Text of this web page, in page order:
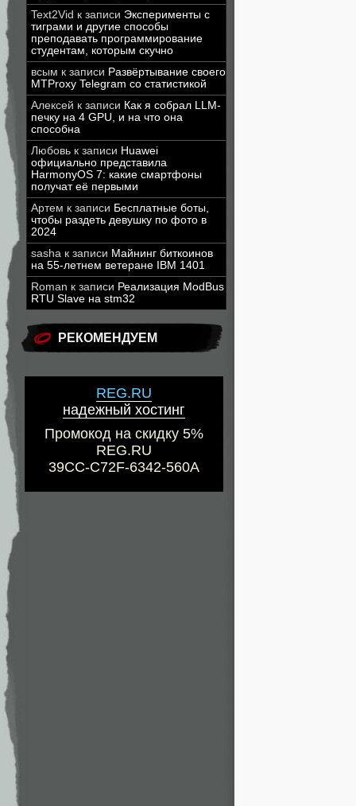
Text2Vid к записи Эксперименты с
тиграми и другие способы
преподавать программирование
студентам, которым скучно
всым к записи Развёртывание своего
MTProxy Telegram со статистикой
Алексей к записи Как я собрал LLM-
печку на 4 GPU, и на что она
способна
Любовь к записи Huawei
официально представила
HarmonyOS 7: какие смартфоны
получат её первыми
Артем к записи Бесплатные боты,
чтобы раздеть девушку по фото в
2024
sasha к записи Майнинг биткоинов
на 55-летнем ветеране IBM 1401
Roman к записи Реализация ModBus
RTU Slave на stm32
РЕКОМЕНДУЕМ
REG.RU
надежный хостинг
Промокод на скидку 5%
REG.RU
39CC-C72F-6342-560A